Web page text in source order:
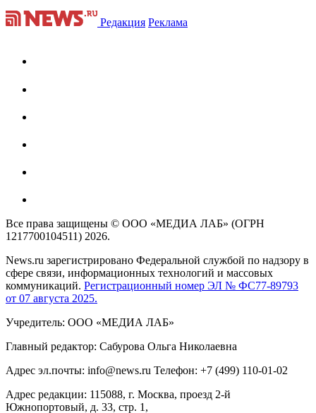
Редакция Реклама
Все права защищены © ООО «МЕДИА ЛАБ» (ОГРН
1217700104511) 2026.
News.ru зарегистрировано Федеральной службой по надзору в
сфере связи, информационных технологий и массовых
коммуникаций. Регистрационный номер ЭЛ № ФС77-89793
от 07 августа 2025.
Учредитель: ООО «МЕДИА ЛАБ»
Главный редактор: Сабурова Ольга Николаевна
Адрес эл.почты: info@news.ru Телефон: +7 (499) 110-01-02
Адрес редакции: 115088, г. Москва, проезд 2-й
Южнопортовый, д. 33, стр. 1,